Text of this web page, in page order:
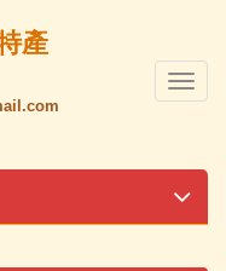
導
覽
產